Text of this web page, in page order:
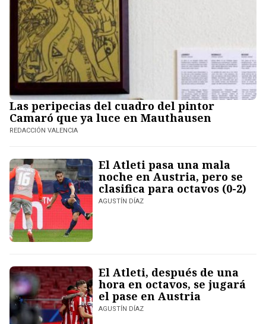
Las peripecias del cuadro del pintor
Camaró que ya luce en Mauthausen
REDACCIÓN VALENCIA
El Atleti pasa una mala
noche en Austria, pero se
clasifica para octavos (0-2)
AGUSTÍN DÍAZ
El Atleti, después de una
hora en octavos, se jugará
el pase en Austria
AGUSTÍN DÍAZ